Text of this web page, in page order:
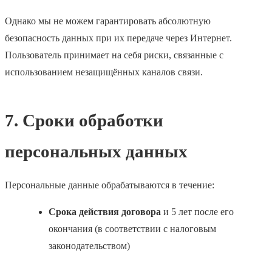
Однако мы не можем гарантировать абсолютную
безопасность данных при их передаче через Интернет.
Пользователь принимает на себя риски, связанные с
использованием незащищённых каналов связи.
7. Сроки обработки
персональных данных
Персональные данные обрабатываются в течение:
Срока действия договора и 5 лет после его
окончания (в соответствии с налоговым
законодательством)